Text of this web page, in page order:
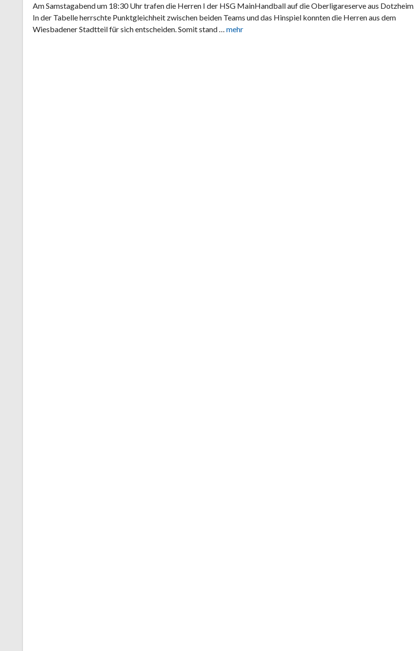
Am Samstagabend um 18:30 Uhr trafen die Herren I der HSG MainHandball auf die Oberligareserve aus Dotzheim.
In der Tabelle herrschte Punktgleichheit zwischen beiden Teams und das Hinspiel konnten die Herren aus dem
Wiesbadener Stadtteil für sich entscheiden. Somit stand … mehr